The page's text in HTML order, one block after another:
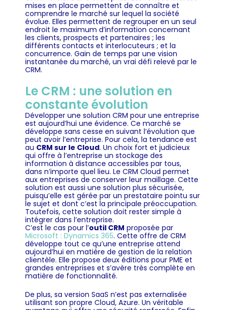
mises en place permettent de connaître et
comprendre le marché sur lequel la société
évolue. Elles permettent de regrouper en un seul
endroit le maximum d’information concernant
les clients, prospects et partenaires ; les
différents contacts et interlocuteurs ; et la
concurrence. Gain de temps par une vision
instantanée du marché, un vrai défi relevé par le
CRM.
Le CRM : une solution en
constante évolution
Développer une solution CRM pour une entreprise
est aujourd’hui une évidence. Ce marché se
développe sans cesse en suivant l’évolution que
peut avoir l’entreprise. Pour cela, la tendance est
au CRM sur le Cloud. Un choix fort et judicieux
qui offre à l’entreprise un stockage des
information à distance accessibles par tous,
dans n’importe quel lieu. Le CRM Cloud permet
aux entreprises de conserver leur maillage. Cette
solution est aussi une solution plus sécurisée,
puisqu’elle est gérée par un prestataire pointu sur
le sujet et dont c’est la principale préoccupation.
Toutefois, cette solution doit rester simple à
intégrer dans l’entreprise.
C’est le cas pour l’outil CRM proposée par
Microsoft : Dynamics 365. Cette offre de CRM
développe tout ce qu’une entreprise attend
aujourd’hui en matière de gestion de la relation
clientèle. Elle propose deux éditions pour PME et
grandes entreprises et s’avère très complète en
matière de fonctionnalité.
De plus, sa version SaaS n’est pas externalisée
utilisant son propre Cloud, Azure. Un véritable